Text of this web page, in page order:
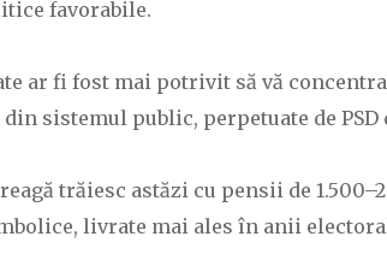
favorabile.
ar fi fost mai potrivit să vă
sistemul public, perpetuate de PSD
trăiesc astăzi cu pensii de
livrate mai ales în anii